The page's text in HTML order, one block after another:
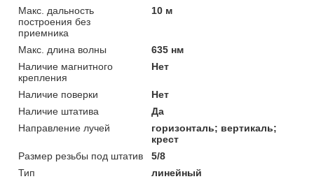
Макс. дальность
построения без
приемника
10 м
Макс. длина волны
635 нм
Наличие магнитного
крепления
Нет
Наличие поверки
Нет
Наличие штатива
Да
Направление лучей
горизонталь; вертикаль;
крест
Размер резьбы под штатив
5/8
Тип
линейный